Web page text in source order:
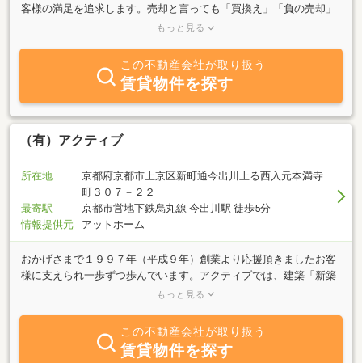
客様の満足を追求します。売却と言っても「買換え」「負の売却」
「換金」理由はそれぞれ、弊社の営業内容の仲介、買い取り、建て
ィングでお客様のより良い満足の提供を心がけております。顧客の
多くは、既存の顧客からのご紹介です。ながいお付き合いのできる
地域密着の不動産屋です。賃貸管理、京町家保存活用にも力を入れ
ております。貸す・借りる・京町家不動産 お気軽にご相談下さ
い。皆様と長いお付き合いができるよう、ご相談ごと心からお待ち
しております。
もっと見る
この不動産会社が取り扱う
賃貸物件を探す
（有）アクティブ
所在地
京都府京都市上京区新町通今出川上る西入元本満寺
町３０７－２２
最寄駅
京都市営地下鉄烏丸線 今出川駅 徒歩5分
情報提供元
アットホーム
おかげさまで１９９７年（平成９年）創業より応援頂きましたお客
様に支えられ一歩ずつ歩んでいます。アクティブでは、建築「新築
住宅・建て替え・リフォーム・店舗・マンション」そして、不動産
有効利用（収益）など」取り扱いを行っておりパートナーとして選
んでいただいたお客様方とは、安心を第一に取組んでまいりまし
た。今後もお客様との信頼関係を大切にし、経験を重ねお客様に
もっと見る
この不動産会社が取り扱う
賃貸物件を探す